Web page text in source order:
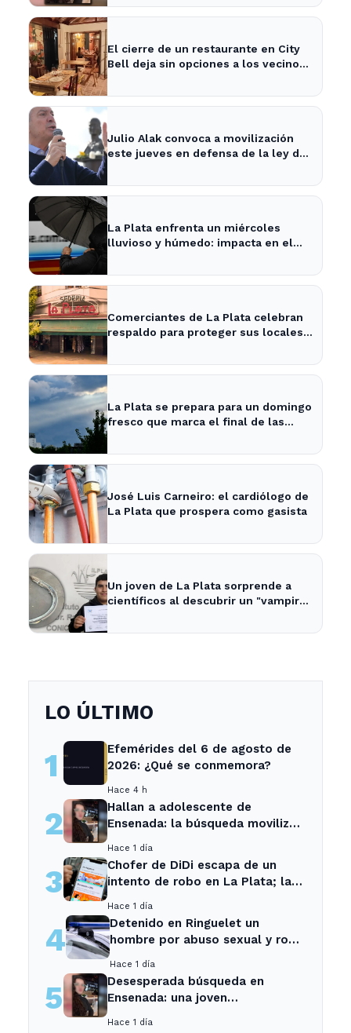
El cierre de un restaurante en City
Bell deja sin opciones a los vecinos
Julio Alak convoca a movilización
este jueves en defensa de la ley de
La Plata enfrenta un miércoles
lluvioso y húmedo: impacta en el
Comerciantes de La Plata celebran
respaldo para proteger sus locales
La Plata se prepara para un domingo
fresco que marca el final de las
José Luis Carneiro: el cardiólogo de
La Plata que prospera como gasista
Un joven de La Plata sorprende a
científicos al descubrir un "vampiro
LO ÚLTIMO
1
Efemérides del 6 de agosto de
2026: ¿Qué se conmemora?
Hace 4 h
2
Hallan a adolescente de
Ensenada: la búsqueda movilizó
Hace 1 día
3
Chofer de DiDi escapa de un
intento de robo en La Plata; la
Hace 1 día
4
Detenido en Ringuelet un
hombre por abuso sexual y robo
Hace 1 día
5
Desesperada búsqueda en
Ensenada: una joven
Hace 1 día